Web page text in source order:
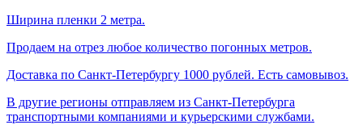
Ширина пленки 2 метра.
Продаем на отрез любое количество погонных метров.
Доставка по Санкт-Петербургу 1000 рублей. Есть самовывоз.
В другие регионы отправляем из Санкт-Петербурга
транспортными компаниями и курьерскими службами.